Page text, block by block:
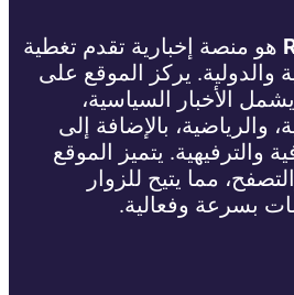
هو منصة إخبارية تقدم تغطية
والدولية. يركز الموقع على
الأخبار السياسية،
والرياضية، بالإضافة إلى
والترفيهية. يتميز الموقع
مما يتيح للزوار
بسرعة وفعالية.